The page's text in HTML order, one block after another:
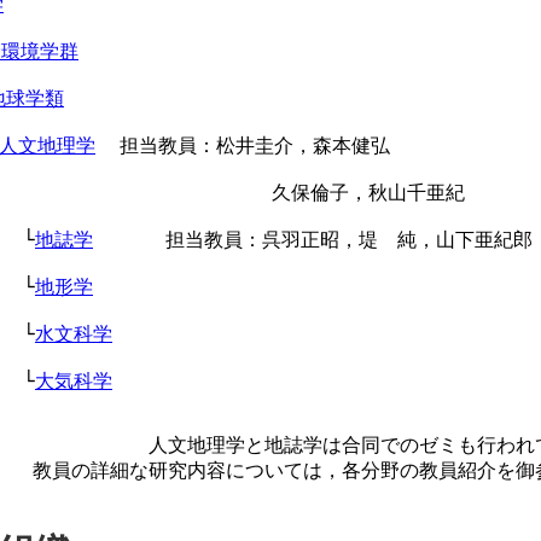
境学群
球学類
人文地理学
  担当教員：松井圭介，森本健弘
　久保倫子，秋山千亜紀
└
地誌学
      担当教員：呉羽正昭，堤　純，山下亜紀郎
└
地形学
└
水文科学
└
大気科学
人文地理学と地誌学は合同でのゼミも行われ
教員の詳細な研究内容については，各分野の教員紹介を御